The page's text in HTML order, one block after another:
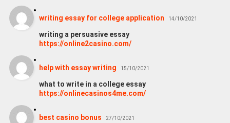
writing essay for college application 14/10/2021
writing a persuasive essay
https://online2casino.com/
help with essay writing 15/10/2021
what to write in a college essay
https://onlinecasinos4me.com/
best casino bonus 27/10/2021